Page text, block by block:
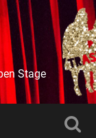
Stage